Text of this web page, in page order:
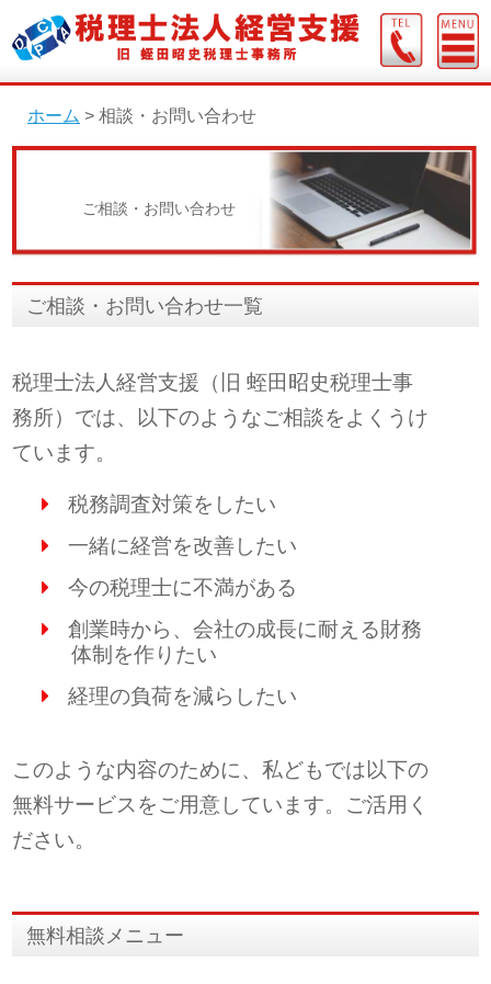
ホーム > 相談・お問い合わせ
ご相談・お問い合わせ
ご相談・お問い合わせ一覧
税理士法人経営支援（旧 蛭田昭史税理士事
務所）では、以下のようなご相談をよくうけ
ています。
税務調査対策をしたい
一緒に経営を改善したい
今の税理士に不満がある
創業時から、会社の成長に耐える財務
体制を作りたい
経理の負荷を減らしたい
このような内容のために、私どもでは以下の
無料サービスをご用意しています。ご活用く
ださい。
無料相談メニュー